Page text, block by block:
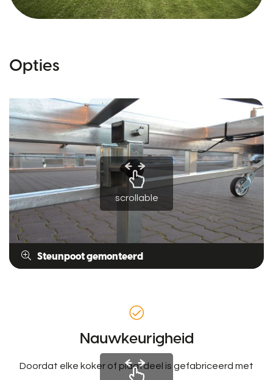
Opties
Steunpoot gemonteerd
scrollable
Nauwkeurigheid
Doordat elke koker of plaatdeel is gefabriceerd met